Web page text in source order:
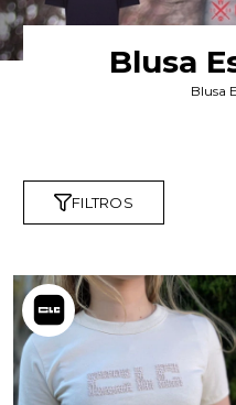
Blusa
Blusa
FILTROS